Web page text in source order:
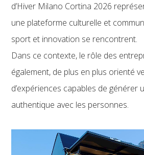
d’Hiver Milano Cortina 2026
une plateforme culturelle et
sport et innovation se rencontrent.
Dans ce contexte, le rôle des
également, de plus en plus orienté
d’expériences capables de générer
authentique avec les personnes.